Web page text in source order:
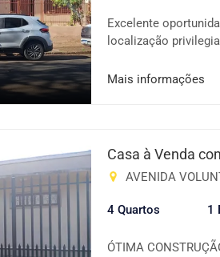
Excelente
localização
escritórios,
de aproveitamento
comerciais 📍
infraestrutura ao
informações e
Mais informações
Casa à Venda
AVENIDA
4 Quartos 1
ÓTIMA